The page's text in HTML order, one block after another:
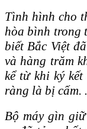
Tình hình cho
hòa bình trong
biết Bắc Việt
và hàng trăm
kể từ khi ký
ràng là bị
Bộ máy gìn